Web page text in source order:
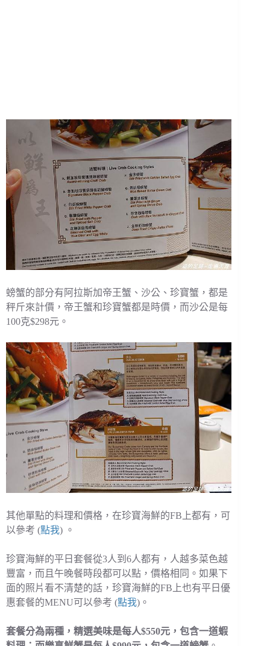
螃蟹的部分有阿拉斯加帝王蟹、沙公、珍寶蟹，都是
秤斤來計價，帝王蟹和珍寶蟹都是時價，而沙公是每
100克$298元。
其他單點的料理和價格，在珍寶海鮮的FB上都有，可
以參考 (點我) 。
珍寶海鮮的平日套餐從3人到6人都有，人越多菜色越
豐富，而且午晚餐時段都可以點，價格相同。如果下
面的照片看不清楚的話，珍寶海鮮的FB上也有平日優
惠套餐的MENU可以參考 (點我)。
套餐分為兩種，精選美味是每人$550元，包含一道蝦